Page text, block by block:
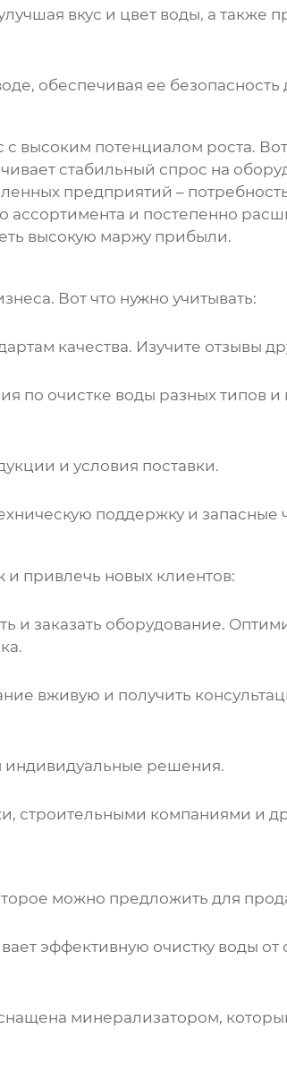
вкус и цвет воды, а также
обеспечивая ее безопасность
высоким потенциалом роста.
стабильный спрос на
предприятий – потребность
и постепенно
высокую маржу прибыли.
Вот что нужно учитывать:
качества. Изучите отзывы
по очистке воды разных типов и
и условия поставки.
поддержку и запасные
привлечь новых клиентов:
и заказать оборудование.
вживую и получить
индивидуальные решения.
строительными компаниями и
можно предложить для
эффективную очистку воды от
минерализатором,